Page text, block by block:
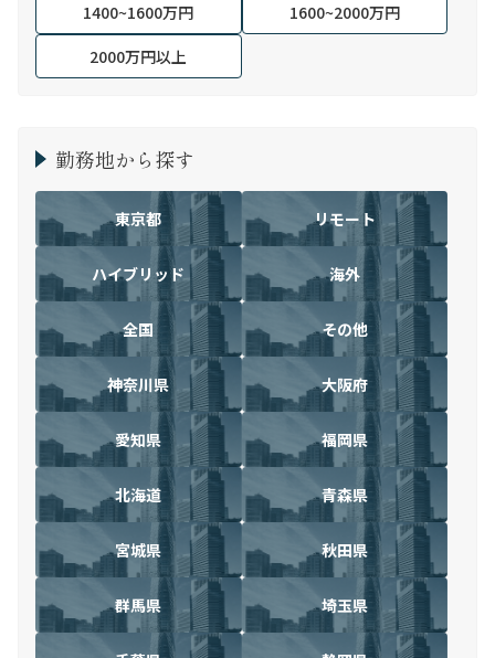
1400~1600万円
1600~2000万円
2000万円以上
勤務地から探す
東京都 リモート
ハイブリッド 海外
全国 その他
神奈川県 大阪府
愛知県 福岡県
北海道 青森県
宮城県 秋田県
群馬県 埼玉県